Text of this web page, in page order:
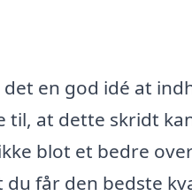
det en god idé at
til, at dette skridt
blot et bedre
får den bedste